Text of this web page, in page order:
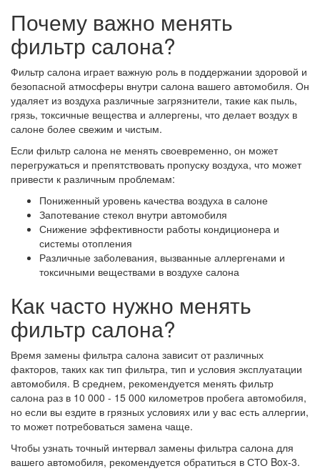
Почему важно менять
фильтр салона?
Фильтр салона играет важную роль в поддержании здоровой и
безопасной атмосферы внутри салона вашего автомобиля. Он
удаляет из воздуха различные загрязнители, такие как пыль,
грязь, токсичные вещества и аллергены, что делает воздух в
салоне более свежим и чистым.
Если фильтр салона не менять своевременно, он может
перегружаться и препятствовать пропуску воздуха, что может
привести к различным проблемам:
Пониженный уровень качества воздуха в салоне
Запотевание стекол внутри автомобиля
Снижение эффективности работы кондиционера и
системы отопления
Различные заболевания, вызванные аллергенами и
токсичными веществами в воздухе салона
Как часто нужно менять
фильтр салона?
Время замены фильтра салона зависит от различных
факторов, таких как тип фильтра, тип и условия эксплуатации
автомобиля. В среднем, рекомендуется менять фильтр
салона раз в 10 000 - 15 000 километров пробега автомобиля,
но если вы ездите в грязных условиях или у вас есть аллергии,
то может потребоваться замена чаще.
Чтобы узнать точный интервал замены фильтра салона для
вашего автомобиля, рекомендуется обратиться в СТО Box-3.